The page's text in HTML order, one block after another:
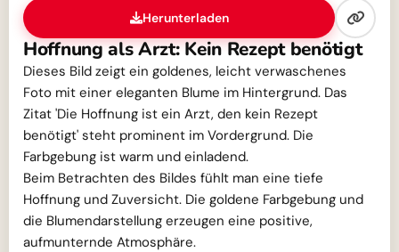
Herunterladen
Hoffnung als Arzt: Kein Rezept benötigt
Dieses Bild zeigt ein goldenes, leicht verwaschenes
Foto mit einer eleganten Blume im Hintergrund. Das
Zitat 'Die Hoffnung ist ein Arzt, den kein Rezept
benötigt' steht prominent im Vordergrund. Die
Farbgebung ist warm und einladend.
Beim Betrachten des Bildes fühlt man eine tiefe
Hoffnung und Zuversicht. Die goldene Farbgebung und
die Blumendarstellung erzeugen eine positive,
aufmunternde Atmosphäre.